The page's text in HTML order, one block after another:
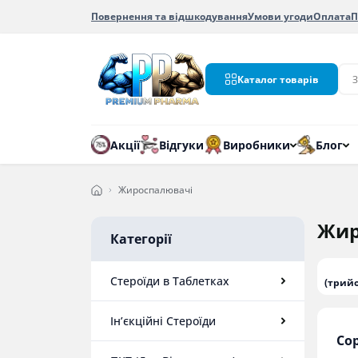
Повернення та відшкодуванняУмови угодиОплата
Каталог товарів
Акції Відгуки Виробники Блог
Жироспалювачі
Категорії
Стероїди в Таблетках
Ін’єкційні Стероїди